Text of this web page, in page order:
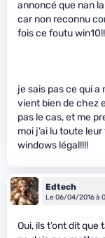
annoncé que nan
car non reconnu
fois ce foutu
je sais pas ce qui
vient bien de chez
pas le cas, et me
moi j’ai lu toute
windows légal!!!!
Edtech
Le 06/04/2016 à
Oui, ils t’ont dit que